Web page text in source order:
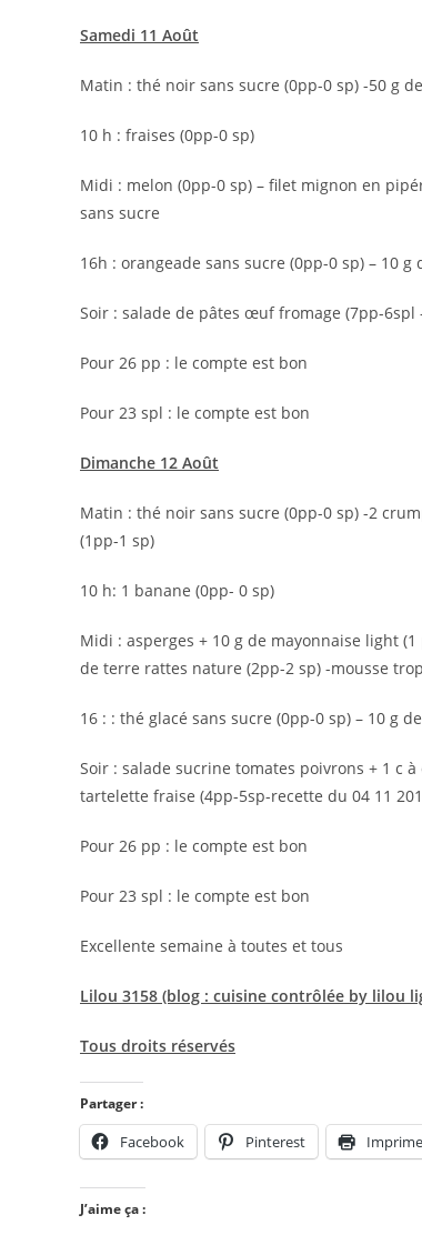
Samedi 11 Août
Matin : thé noir sans sucre (0pp-0 sp) -50 g
10 h : fraises (0pp-0 sp)
Midi : melon (0pp-0 sp) – filet mignon en
sans sucre
16h : orangeade sans sucre (0pp-0 sp) – 10
Soir : salade de pâtes œuf fromage (7pp-6spl
Pour 26 pp : le compte est bon
Pour 23 spl : le compte est bon
Dimanche 12 Août
Matin : thé noir sans sucre (0pp-0 sp) -2
(1pp-1 sp)
10 h: 1 banane (0pp- 0 sp)
Midi : asperges + 10 g de mayonnaise light
de terre rattes nature (2pp-2 sp) -mousse
16 : : thé glacé sans sucre (0pp-0 sp) – 10 g
Soir : salade sucrine tomates poivrons + 1 c
tartelette fraise (4pp-5sp-recette du 04 11
Pour 26 pp : le compte est bon
Pour 23 spl : le compte est bon
Excellente semaine à toutes et tous
Lilou 3158 (blog : cuisine contrôlée by lilou
Tous droits réservés
Partager :
Facebook Pinterest
J’aime ça :